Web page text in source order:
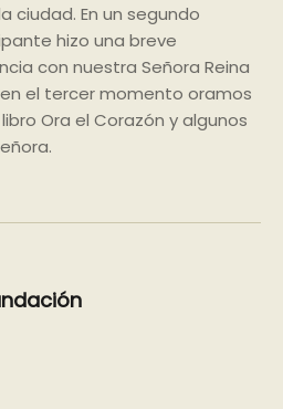
ciudad. En un segundo
hizo una breve
con nuestra Señora Reina
el tercer momento oramos
Ora el Corazón y algunos